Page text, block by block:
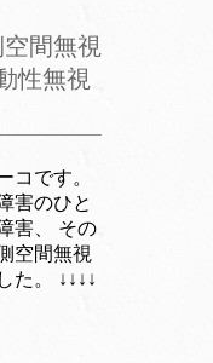
間無視
性無視
コです。
害のひと
害、 その
空間無視
た。 ↓↓↓↓